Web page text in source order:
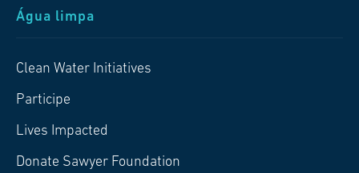
Água limpa
Clean Water Initiatives
Participe
Lives Impacted
Donate Sawyer Foundation